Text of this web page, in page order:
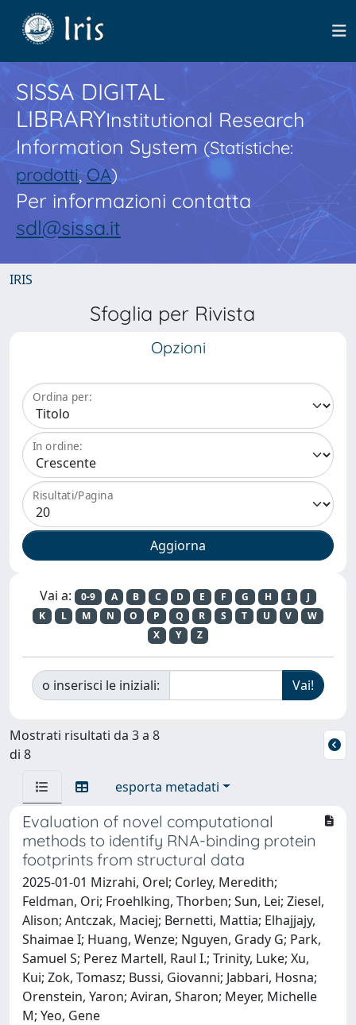
SISSA DIGITAL
LIBRARYInstitutional Research
Information System(Statistiche:
prodotti,OA)
Per informazioni contatta
sdl@sissa.it
IRIS
Sfoglia per Rivista
Opzioni
Ordina per:
In ordine:
Risultati/Pagina
Vai a: 0-9 A B C D E F G H I
J
K
L M N O P Q R S T U V
W
X
Y Z
o inserisci le iniziali:
Mostrati risultati da 3 a 8
di 8
esporta metadati
Evaluation of novel computational
methods to identify RNA-binding protein
footprints from structural data
2025-01-01 Mizrahi, Orel; Corley, Meredith;
Feldman, Ori; Froehlking, Thorben; Sun, Lei; Ziesel,
Alison; Antczak, Maciej; Bernetti, Mattia; Elhajjajy,
Shaimae I; Huang, Wenze; Nguyen, Grady G; Park,
Samuel S; Perez Martell, Raul I.; Trinity, Luke; Xu,
Kui; Zok, Tomasz; Bussi, Giovanni; Jabbari, Hosna;
Orenstein, Yaron; Aviran, Sharon; Meyer, Michelle
M; Yeo, Gene